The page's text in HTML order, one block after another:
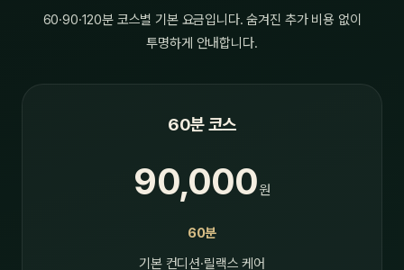
60·90·120분 코스별 기본 요금입니다. 숨겨진 추가 비용 없이
투명하게 안내합니다.
60분 코스
90,000원
60분
기본 컨디션·릴랙스 케어